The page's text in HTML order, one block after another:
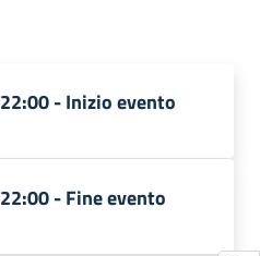
22:00 -Inizio evento
22:00 -Fine evento